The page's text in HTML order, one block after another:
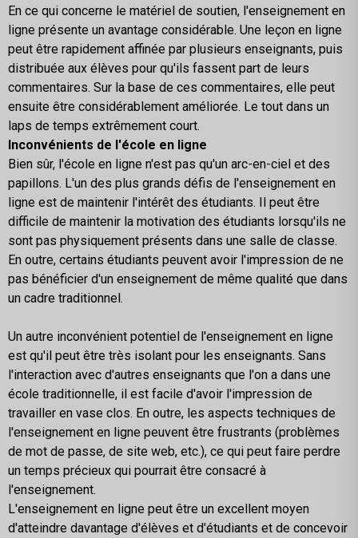
En ce qui concerne le matériel de soutien, l'enseignement en
ligne présente un avantage considérable. Une leçon en ligne
peut être rapidement affinée par plusieurs enseignants, puis
distribuée aux élèves pour qu'ils fassent part de leurs
commentaires. Sur la base de ces commentaires, elle peut
ensuite être considérablement améliorée. Le tout dans un
laps de temps extrêmement court.
Inconvénients de l'école en ligne
Bien sûr, l'école en ligne n'est pas qu'un arc-en-ciel et des
papillons. L'un des plus grands défis de l'enseignement en
ligne est de maintenir l'intérêt des étudiants. Il peut être
difficile de maintenir la motivation des étudiants lorsqu'ils ne
sont pas physiquement présents dans une salle de classe.
En outre, certains étudiants peuvent avoir l'impression de ne
pas bénéficier d'un enseignement de même qualité que dans
un cadre traditionnel.
Un autre inconvénient potentiel de l'enseignement en ligne
est qu'il peut être très isolant pour les enseignants. Sans
l'interaction avec d'autres enseignants que l'on a dans une
école traditionnelle, il est facile d'avoir l'impression de
travailler en vase clos. En outre, les aspects techniques de
l'enseignement en ligne peuvent être frustrants (problèmes
de mot de passe, de site web, etc.), ce qui peut faire perdre
un temps précieux qui pourrait être consacré à
l'enseignement.
L'enseignement en ligne peut être un excellent moyen
d'atteindre davantage d'élèves et d'étudiants et de concevoir